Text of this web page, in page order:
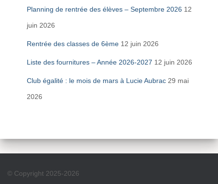
Planning de rentrée des élèves – Septembre 2026 12
juin 2026
Rentrée des classes de 6ème 12 juin 2026
Liste des fournitures – Année 2026-2027 12 juin 2026
Club égalité : le mois de mars à Lucie Aubrac 29 mai
2026
© Copyright 2025-2026